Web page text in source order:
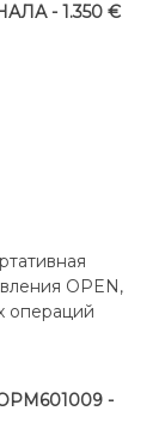
- 1.350 €
OPEN,
операций
-